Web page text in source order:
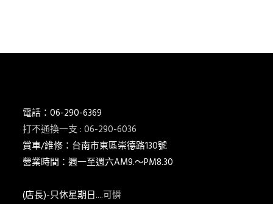
電話：06-290-6369
打不通換一支 : 06-290-6036
賞車/維修：台南市東區崇德路130號
營業時間：週一至週六AM9.～PM8.30
(店長)-只休星期日....可憐